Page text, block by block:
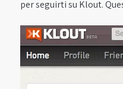
per seguirti su Klout.